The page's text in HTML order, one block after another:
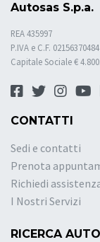
Autosas S.p.a.
REA 435997
P.IVA e C.F. 02156370484
Capitale Sociale €
CONTATTI
Sedi e contatti
Prenota
Richiedi
I Nostri Servizi
RICERCA